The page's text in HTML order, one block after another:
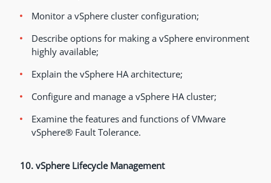
Monitor a vSphere cluster configuration;
Describe options for making a vSphere environment
highly available;
Explain the vSphere HA architecture;
Configure and manage a vSphere HA cluster;
Examine the features and functions of VMware
vSphere® Fault Tolerance.
10. vSphere Lifecycle Management